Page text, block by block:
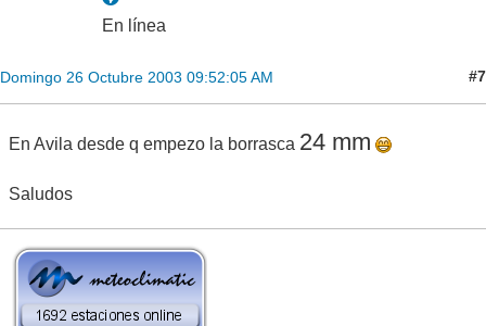
En línea
Domingo 26 Octubre 2003 09:52:05 AM #7
En Avila desde q empezo la borrasca 24 mm
Saludos